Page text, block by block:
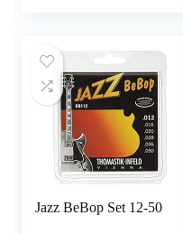
Jazz BeBop Set 12-50